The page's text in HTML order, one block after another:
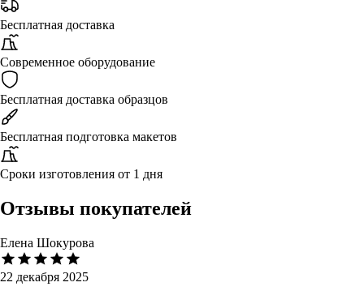
Бесплатная доставка
Современное оборудование
Бесплатная доставка образцов
Бесплатная подготовка макетов
Сроки изготовления от 1 дня
Отзывы покупателей
Елена Шокурова
22 декабря 2025